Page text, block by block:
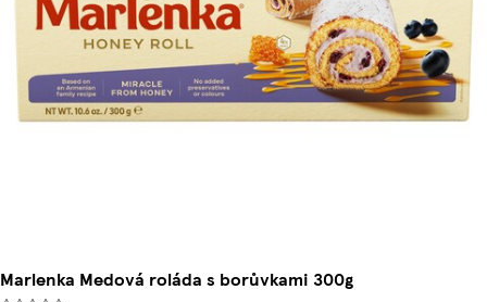
Marlenka Medová roláda s borůvkami 300g